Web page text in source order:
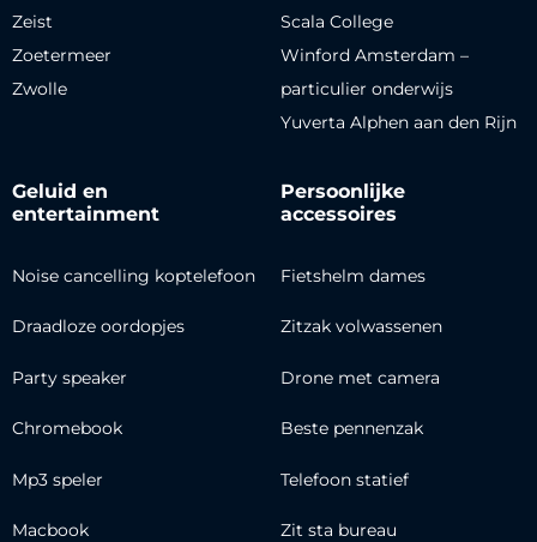
Zeist
Zoetermeer
Zwolle
Scala College
Winford Amsterdam –
particulier onderwijs
Yuverta Alphen aan den Rijn
Geluid en
entertainment
Noise cancelling koptelefoon
Draadloze oordopjes
Party speaker
Chromebook
Mp3 speler
Macbook
Persoonlijke
accessoires
Fietshelm dames
Zitzak volwassenen
Drone met camera
Beste pennenzak
Telefoon statief
Zit sta bureau